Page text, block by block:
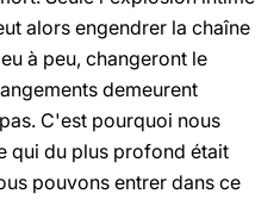
alors engendrer la chaîne
à peu, changeront le
demeurent
C'est pourquoi nous
qui du plus profond était
pouvons entrer dans ce